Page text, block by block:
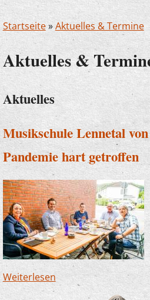
Startseite»Aktuelles & Termine
Aktuelles &
Aktuelles
Musikschule Lennetal
Pandemie hart getroffen
Weiterlesen über Musikschule
der Pandemie hart